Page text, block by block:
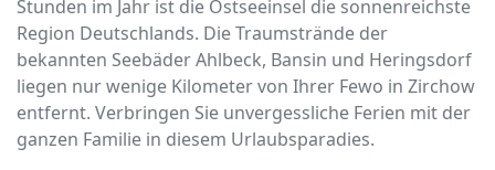
Stunden im Jahr ist die Ostseeinsel die sonnenreichste
Region Deutschlands. Die Traumstrände der
bekannten Seebäder Ahlbeck, Bansin und Heringsdorf
liegen nur wenige Kilometer von Ihrer Fewo in Zirchow
entfernt. Verbringen Sie unvergessliche Ferien mit der
ganzen Familie in diesem Urlaubsparadies.